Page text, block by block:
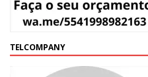
TELCOMPANY